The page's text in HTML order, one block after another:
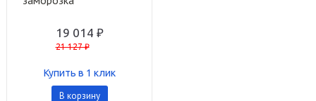
19 014 ₽
21 127 ₽
Купить в 1 клик
В корзину